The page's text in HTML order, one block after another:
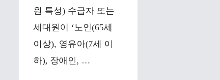
원 특성) 수급자 또는
세대원이 ‘노인(65세
이상), 영유아(7세 이
하), 장애인, …